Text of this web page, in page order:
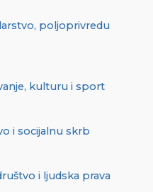
poljoprivredu
kulturu i sport
i socijalnu skrb
i ljudska prava